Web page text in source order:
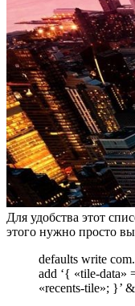
Для удобства этот
этого нужно просто
defaults write
add ‘{ «tile-data»
«recents-tile»; }’